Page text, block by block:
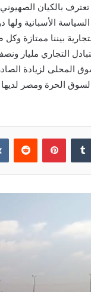
الأسبانية ولها
بيننا ممتازة
التجاري مليار
المحلى لزيادة
الحرة ومصر
بينتيريست